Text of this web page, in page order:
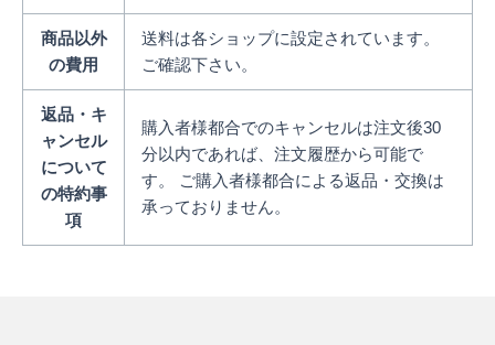
商品以外
の費用
送料は各ショップに設定されています。
ご確認下さい。
返品・キ
ャンセル
について
の特約事
項
購入者様都合でのキャンセルは注文後30
分以内であれば、注文履歴から可能で
す。 ご購入者様都合による返品・交換は
承っておりません。